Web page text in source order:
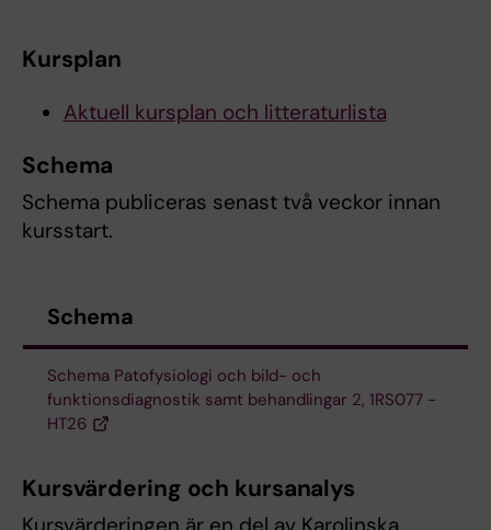
Kursplan
Aktuell kursplan och litteraturlista
Schema
Schema publiceras senast två veckor innan
kursstart.
Schema
Schema Patofysiologi och bild- och
funktionsdiagnostik samt behandlingar 2, 1RS077 -
HT26
Kursvärdering och kursanalys